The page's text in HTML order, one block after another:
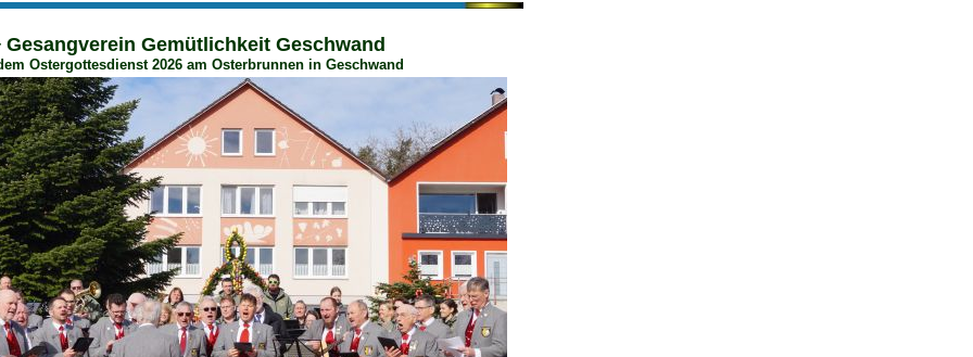
Gesangverein Gemütlichkeit Geschwand
Ostergottesdienst 2026 am Osterbrunnen in Geschwand